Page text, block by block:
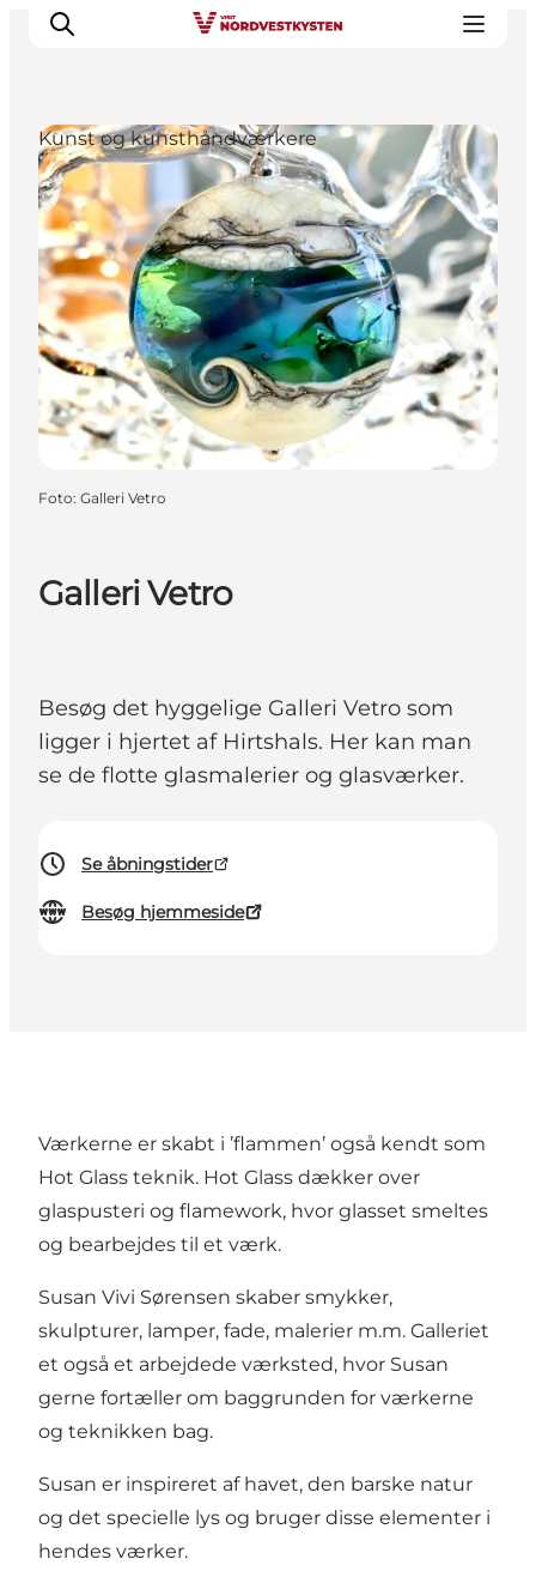
Feriesteder
Inspiration
Handicapvenlig ferie
Events
Overnatning
Planlæg din ferie
Galleri Vetro
Besøg det hyggelige Galleri Vetro som
ligger i hjertet af Hirtshals. Her kan man
se de flotte glasmalerier og glasværker.
Se åbningstider
Besøg hjemmeside
Kunst og kunsthåndværkere
Foto: Galleri Vetro
Værkerne er skabt i ’flammen’ også kendt som
Hot Glass teknik. Hot Glass dækker over
glaspusteri og flamework, hvor glasset smeltes
og bearbejdes til et værk.
Susan Vivi Sørensen skaber smykker,
skulpturer, lamper, fade, malerier m.m. Galleriet
et også et arbejdede værksted, hvor Susan
gerne fortæller om baggrunden for værkerne
og teknikken bag.
Susan er inspireret af havet, den barske natur
og det specielle lys og bruger disse elementer i
hendes værker.